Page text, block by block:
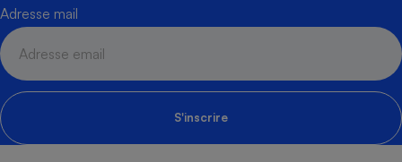
Adresse mail
S'inscrire